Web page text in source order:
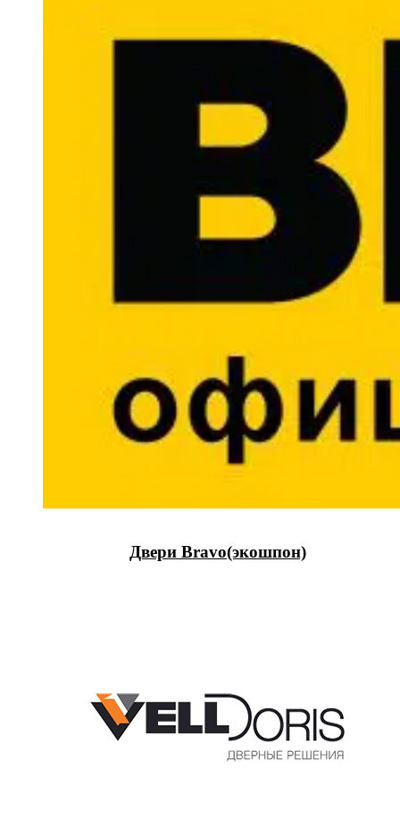
Двери Bravo(экошпон)